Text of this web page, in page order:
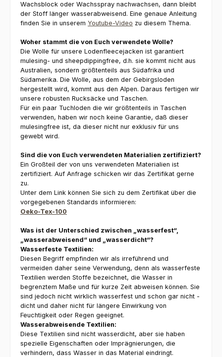
Wachsblock oder Wachsspray nachwachsen, dann bleibt
der Stoff länger wasserabweisend. Eine genaue Anleitung
finden Sie in unserem Youtube-Video zu diesem Thema.
Woher stammt die von Euch verwendete Wolle?
Die Wolle für unsere Lodenfleecejacken ist garantiert
mulesing- und sheepdippingfree, d.h. sie kommt nicht aus
Australien, sondern größtenteils aus Südafrika und
Südamerika. Die Wolle, aus dem der Gebirgsloden
hergestellt wird, kommt aus den Alpen. Daraus fertigen wir
unsere robusten Rucksäcke und Taschen.
Für ein paar Tuchloden die wir größtenteils in Taschen
verwenden, haben wir noch keine Garantie, daß dieser
mulesingfree ist, da dieser nicht nur exklusiv für uns
gewebt wird.
Sind die von Euch verwendeten Materialien zertifiziert?
Ein Großteil der von uns verwendeten Materialien ist
zertifiziert. Auf Anfrage schicken wir das Zertifikat gerne
zu.
Unter dem Link können Sie sich zu dem Zertifikat über die
vorgegebenen Standards informieren:
Oeko-Tex-100
Was ist der Unterschied zwischen „wasserfest“,
„wasserabweisend“ und „wasserdicht“?
Wasserfeste Textilien:
Diesen Begriff empfinden wir als irreführend und
vermeiden daher seine Verwendung, denn als wasserfeste
Textilien werden Stoffe bezeichnet, die Wasser in
begrenztem Maße und für kurze Zeit abweisen können. Sie
sind jedoch nicht wirklich wasserfest und schon gar nicht -
dicht und daher nicht für längere Einwirkung von
Feuchtigkeit oder Regen geeignet.
Wasserabweisende Textilien:
Diese Textilien sind nicht wasserdicht, aber sie haben
spezielle Eigenschaften oder Imprägnierungen, die
verhindern, dass Wasser in das Material eindringt.